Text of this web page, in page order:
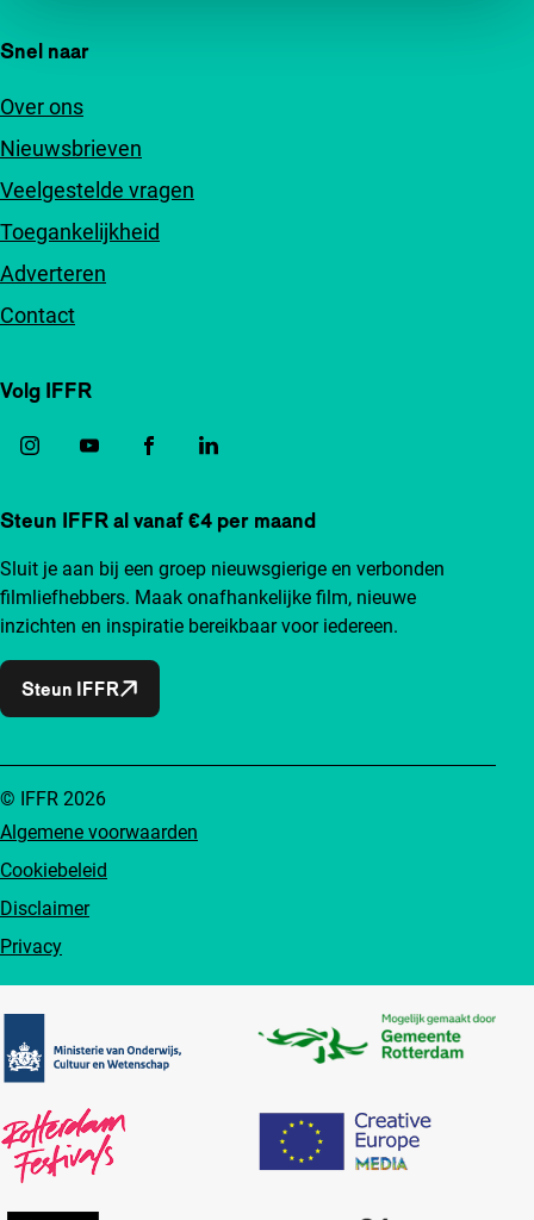
Snel naar
Over ons
Nieuwsbrieven
Veelgestelde vragen
Toegankelijkheid
Adverteren
Contact
Volg IFFR
Steun IFFR al vanaf €4 per maand
Sluit je aan bij een groep nieuwsgierige en verbonden
filmliefhebbers. Maak onafhankelijke film, nieuwe
inzichten en inspiratie bereikbaar voor iedereen.
Steun IFFR
Algemene voorwaarden
Cookiebeleid
Disclaimer
Privacy
© IFFR 2026